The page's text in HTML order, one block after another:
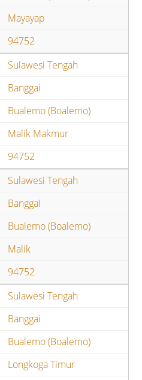
Mayayap
94752
Sulawesi Tengah
Banggai
Bualemo (Boalemo)
Malik Makmur
94752
Sulawesi Tengah
Banggai
Bualemo (Boalemo)
Malik
94752
Sulawesi Tengah
Banggai
Bualemo (Boalemo)
Longkoga Timur